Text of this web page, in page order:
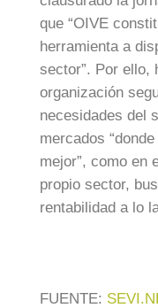
que “OIVE
herramienta a
sector”. Por ello,
organización
necesidades del
mercados
mejor”, como en
propio sector,
rentabilidad a lo
FUENTE: